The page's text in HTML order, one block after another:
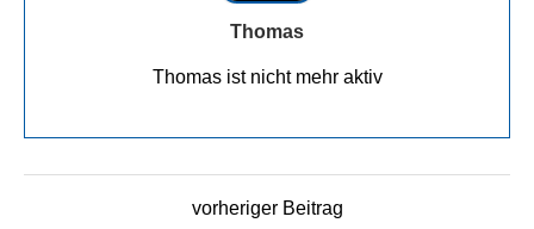
Thomas
Thomas ist nicht mehr aktiv
vorheriger Beitrag